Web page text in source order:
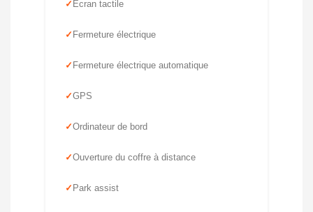
Écran tactile
Fermeture électrique
Fermeture électrique automatique
GPS
Ordinateur de bord
Ouverture du coffre à distance
Park assist